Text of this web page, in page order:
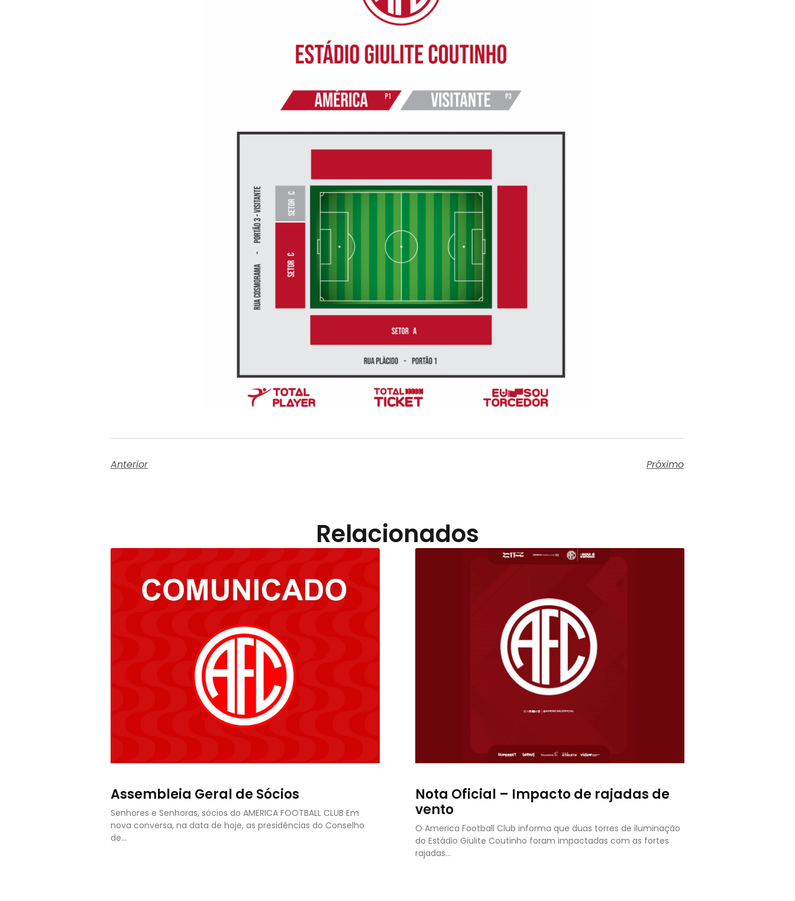
Anterior Próximo
Relacionados
Assembleia Geral de Sócios
Senhores e Senhoras, sócios do AMERICA FOOTBALL CLUB Em
nova conversa, na data de hoje, as presidências do Conselho
de…
Nota Oficial – Impacto de rajadas de
vento
O America Football Club informa que duas torres de iluminação
do Estádio Giulite Coutinho foram impactadas com as fortes
rajadas…